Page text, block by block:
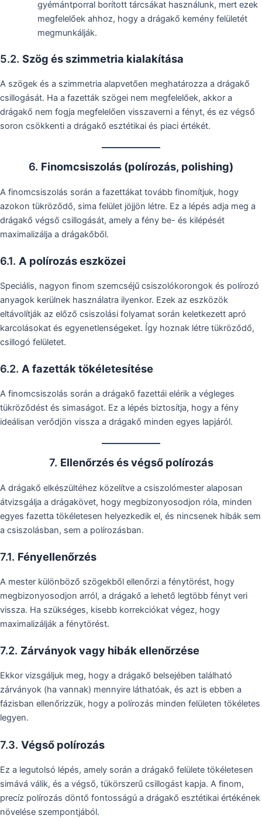
gyémántporral borított tárcsákat használunk, mert ezek
megfelelőek ahhoz, hogy a drágakő kemény felületét
megmunkálják.
5.2. Szög és szimmetria kialakítása
A szögek és a szimmetria alapvetően meghatározza a drágakő
csillogását. Ha a fazetták szögei nem megfelelőek, akkor a
drágakő nem fogja megfelelően visszaverni a fényt, és ez végső
soron csökkenti a drágakő esztétikai és piaci értékét.
6. Finomcsiszolás (polírozás, polishing)
A finomcsiszolás során a fazettákat tovább finomítjuk, hogy
azokon tükröződő, sima felület jöjjön létre. Ez a lépés adja meg a
drágakő végső csillogását, amely a fény be- és kilépését
maximalizálja a drágakőből.
6.1. A polírozás eszközei
Speciális, nagyon finom szemcséjű csiszolókorongok és polírozó
anyagok kerülnek használatra ilyenkor. Ezek az eszközök
eltávolítják az előző csiszolási folyamat során keletkezett apró
karcolásokat és egyenetlenségeket. Így hoznak létre tükröződő,
csillogó felületet.
6.2. A fazetták tökéletesítése
A finomcsiszolás során a drágakő fazettái elérik a végleges
tükröződést és simaságot. Ez a lépés biztosítja, hogy a fény
ideálisan verődjön vissza a drágakő minden egyes lapjáról.
7. Ellenőrzés és végső polírozás
A drágakő elkészültéhez közelítve a csiszolómester alaposan
átvizsgálja a drágakövet, hogy megbizonyosodjon róla, minden
egyes fazetta tökéletesen helyezkedik el, és nincsenek hibák sem
a csiszolásban, sem a polírozásban.
7.1. Fényellenőrzés
A mester különböző szögekből ellenőrzi a fénytörést, hogy
megbizonyosodjon arról, a drágakő a lehető legtöbb fényt veri
vissza. Ha szükséges, kisebb korrekciókat végez, hogy
maximalizálják a fénytörést.
7.2. Zárványok vagy hibák ellenőrzése
Ekkor vizsgáljuk meg, hogy a drágakő belsejében található
zárványok (ha vannak) mennyire láthatóak, és azt is ebben a
fázisban ellenőrizzük, hogy a polírozás minden felületen tökéletes
legyen.
7.3. Végső polírozás
Ez a legutolsó lépés, amely során a drágakő felülete tökéletesen
simává válik, és a végső, tükörszerű csillogást kapja. A finom,
precíz polírozás döntő fontosságú a drágakő esztétikai értékének
növelése szempontjából.